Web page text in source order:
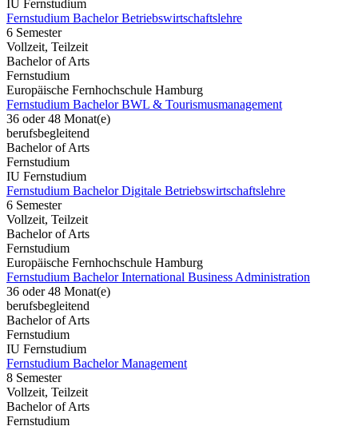
IU Fernstudium
Fernstudium Bachelor Betriebswirtschaftslehre
6 Semester
Vollzeit, Teilzeit
Bachelor of Arts
Fernstudium
Europäische Fernhochschule Hamburg
Fernstudium Bachelor BWL & Tourismusmanagement
36 oder 48 Monat(e)
berufsbegleitend
Bachelor of Arts
Fernstudium
IU Fernstudium
Fernstudium Bachelor Digitale Betriebswirtschaftslehre
6 Semester
Vollzeit, Teilzeit
Bachelor of Arts
Fernstudium
Europäische Fernhochschule Hamburg
Fernstudium Bachelor International Business Administration
36 oder 48 Monat(e)
berufsbegleitend
Bachelor of Arts
Fernstudium
IU Fernstudium
Fernstudium Bachelor Management
8 Semester
Vollzeit, Teilzeit
Bachelor of Arts
Fernstudium